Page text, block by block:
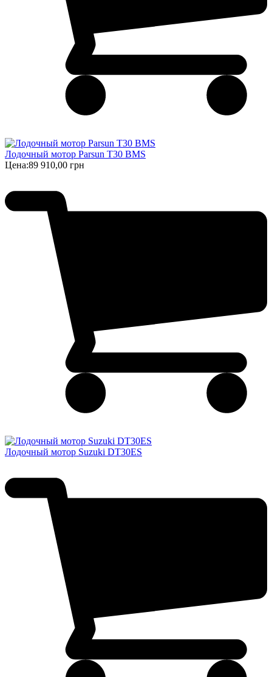
Лодочный мотор Parsun T30 BMS
Цена:89 910,00 грн
Лодочный мотор Suzuki DT30ES